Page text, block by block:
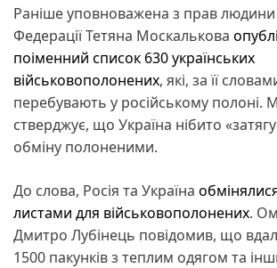
Раніше уповноважена з прав людини
Федерації Тетяна Москалькова
поіменний список 630 українських
військовополонених, які, за її
перебувають у російському полоні.
стверджує, що Україна нібито
обміну полоненими.
До слова, Росія та Україна
листами для військовополонених.
Дмитро Лубінець повідомив, що
1500 пакунків з теплим одягом та